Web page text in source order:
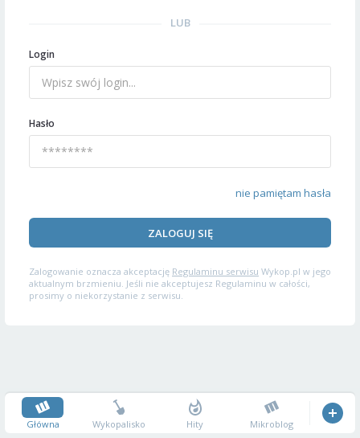
LUB
Login
Hasło
nie pamiętam hasła
ZALOGUJ SIĘ
Zalogowanie oznacza akceptację Regulaminu serwisu Wykop.pl w jego
aktualnym brzmieniu. Jeśli nie akceptujesz Regulaminu w całości,
prosimy o niekorzystanie z serwisu.
Główna Wykopalisko Hity Mikroblog